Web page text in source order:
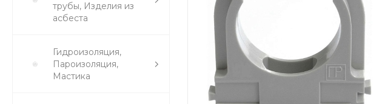
трубы, Изделия из
асбеста
Гидроизоляция,
Пароизоляция,
Мастика